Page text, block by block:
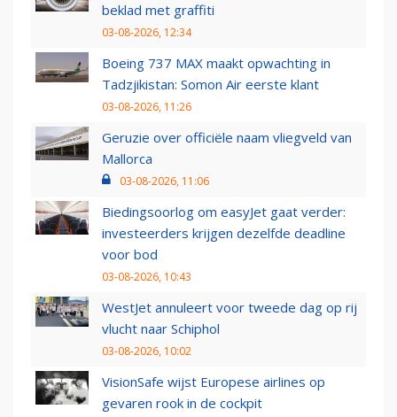
beklad met graffiti
03-08-2026, 12:34
Boeing 737 MAX maakt opwachting in
Tadzjikistan: Somon Air eerste klant
03-08-2026, 11:26
Geruzie over officiële naam vliegveld van
Mallorca
03-08-2026, 11:06
Biedingsoorlog om easyJet gaat verder:
investeerders krijgen dezelfde deadline
voor bod
03-08-2026, 10:43
WestJet annuleert voor tweede dag op rij
vlucht naar Schiphol
03-08-2026, 10:02
VisionSafe wijst Europese airlines op
gevaren rook in de cockpit